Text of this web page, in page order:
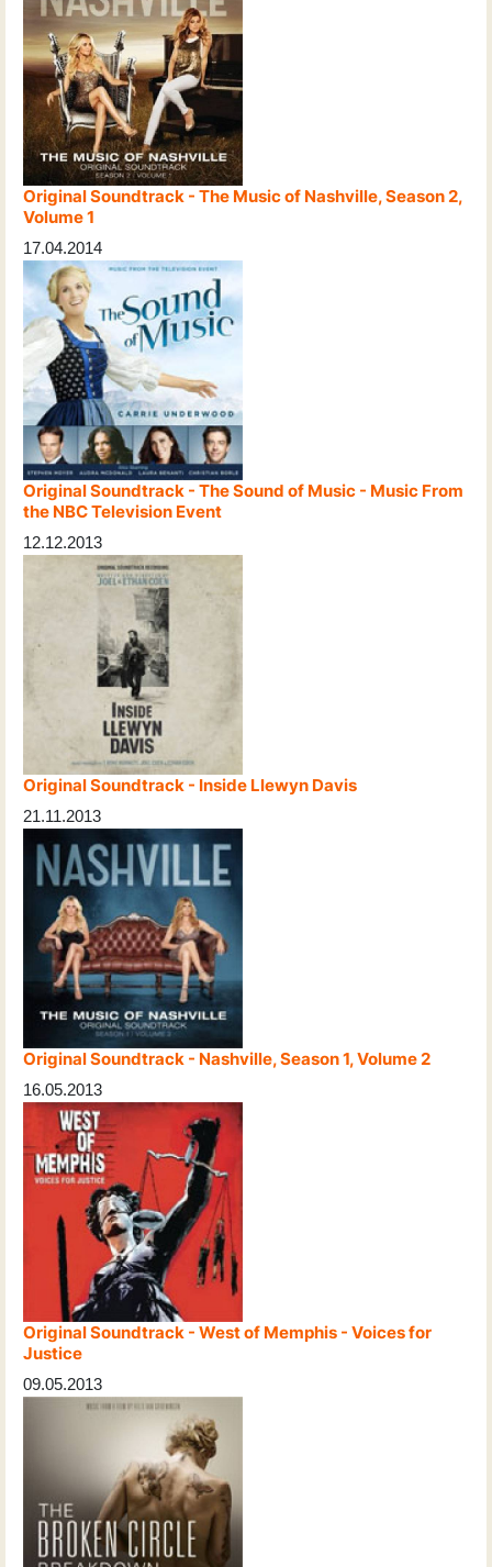
Original Soundtrack - The Music of Nashville, Season 2,
Volume 1
17.04.2014
Original Soundtrack - The Sound of Music - Music From
the NBC Television Event
12.12.2013
Original Soundtrack - Inside Llewyn Davis
21.11.2013
Original Soundtrack - Nashville, Season 1, Volume 2
16.05.2013
Original Soundtrack - West of Memphis - Voices for
Justice
09.05.2013